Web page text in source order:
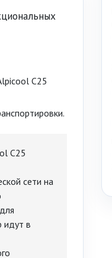
C25
сети на
идут в